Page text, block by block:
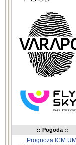
:: Pogoda ::
Prognoza ICM UM